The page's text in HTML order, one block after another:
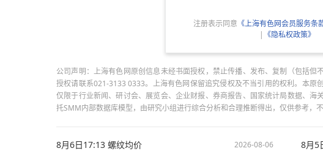
注册表示同意 《上海有色网会员服务条
| 《隐私权政策》
公司声明：上海有色网原创信息未经书面授权，禁止传播、发布、复制（包括但
授权请联系021-3133 0333。上海有色网保留追究侵权及不当引用的权利。本原
仅限于行业新闻、研讨会、展览会、企业财报、券商报告、国家统计局数据、
托SMM内部数据库模型，由研究小组进行综合分析和合理推断得出，仅供参考，
8月6日17:13 螺纹均价 2026-08-06 8月5